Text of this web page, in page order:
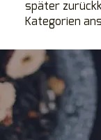
später
Kategorien